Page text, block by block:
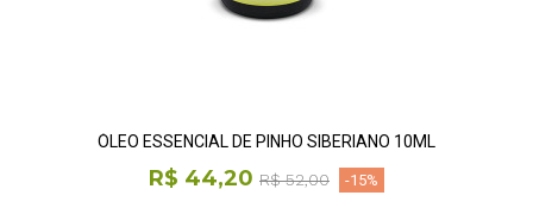
ÓLEO ESSENCIAL DE PINHO SIBERIANO 10ML
R$ 44,20 R$ 52,00 -15%